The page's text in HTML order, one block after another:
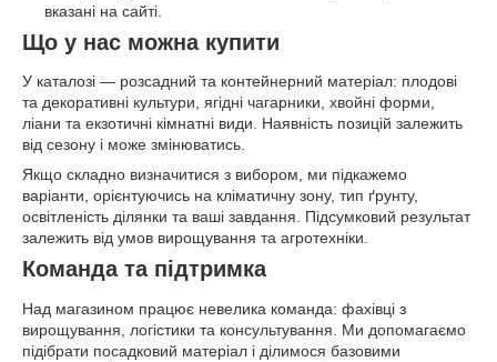
вказані на сайті.
Що у нас можна купити
У каталозі — розсадний та контейнерний матеріал: плодові
та декоративні культури, ягідні чагарники, хвойні форми,
ліани та екзотичні кімнатні види. Наявність позицій залежить
від сезону і може змінюватись.
Якщо складно визначитися з вибором, ми підкажемо
варіанти, орієнтуючись на кліматичну зону, тип ґрунту,
освітленість ділянки та ваші завдання. Підсумковий результат
залежить від умов вирощування та агротехніки.
Команда та підтримка
Над магазином працює невелика команда: фахівці з
вирощування, логістики та консультування. Ми допомагаємо
підібрати посадковий матеріал і ділимося базовими